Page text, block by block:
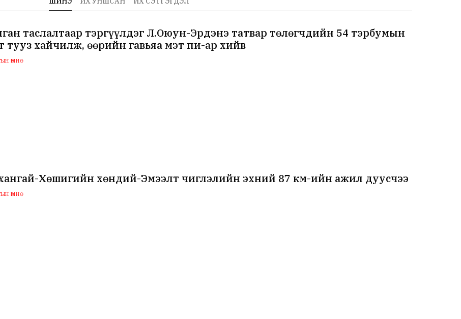
таслалтаар тэргүүлдэг Л.Оюун-Эрдэнэ татвар төлөгчдийн 54 тэрбумын
тууз хайчилж, өөрийн гавьяа мэт пи-ар хийв
өмнө
Хөшигийн хөндий-Эмээлт чиглэлийн эхний 87 км-ийн ажил дуусчээ
өмнө